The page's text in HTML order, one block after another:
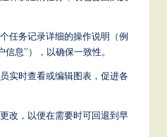
个任务记录详细的操作说明（例
息”），以确保一致性。
实时查看或编辑图表，促进各
改，以便在需要时可回退到早